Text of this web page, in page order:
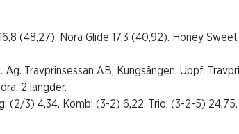
(48,27). Nora Glide 17,3 (40,92). Honey Sweet
Travprinsessan AB, Kungsängen. Uppf.
2 längder.
(2/3) 4,34. Komb: (3-2) 6,22. Trio: (3-2-5) 24,75.